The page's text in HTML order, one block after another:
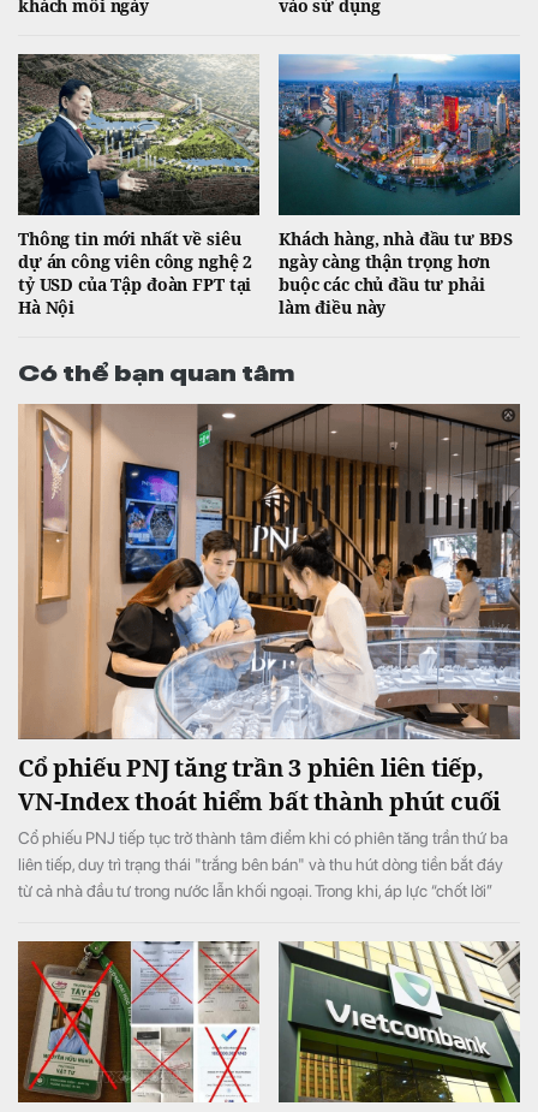
khách mỗi ngày
vào sử dụng
Thông tin mới nhất về siêu
dự án công viên công nghệ 2
tỷ USD của Tập đoàn FPT tại
Hà Nội
Khách hàng, nhà đầu tư BĐS
ngày càng thận trọng hơn
buộc các chủ đầu tư phải
làm điều này
Có thể bạn quan tâm
Cổ phiếu PNJ tăng trần 3 phiên liên tiếp,
VN-Index thoát hiểm bất thành phút cuối
Cổ phiếu PNJ tiếp tục trở thành tâm điểm khi có phiên tăng trần thứ ba
liên tiếp, duy trì trạng thái "trắng bên bán" và thu hút dòng tiền bắt đáy
từ cả nhà đầu tư trong nước lẫn khối ngoại. Trong khi, áp lực “chốt lời”